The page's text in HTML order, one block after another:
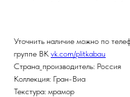
Уточнить наличие можно по
группе ВК vk.com/plitkabau
Страна_производитель: Россия
Коллекция: Гран-Виа
Текстура: мрамор